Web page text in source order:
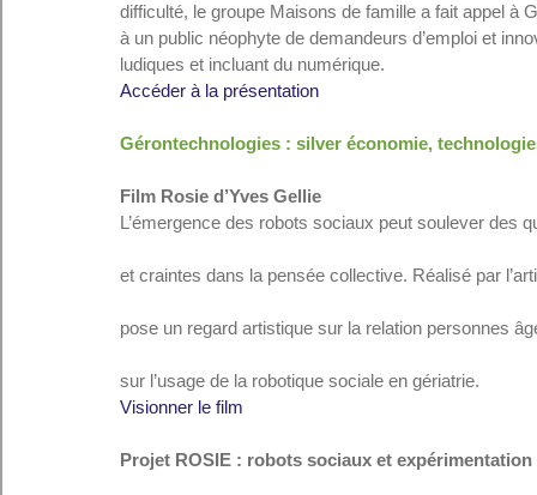
difficulté, le groupe Maisons de famille a fait appel à
à un public néophyte de demandeurs d’emploi et
ludiques et incluant du numérique.
Accéder à la présentation
Gérontechnologies : silver économie,
Film Rosie d’Yves Gellie
L’émergence des robots sociaux peut soulever des
et craintes dans la pensée collective. Réalisé par
pose un regard artistique sur la relation personnes
sur l’usage de la robotique sociale en gériatrie.
Visionner le film
Projet ROSIE : robots sociaux et